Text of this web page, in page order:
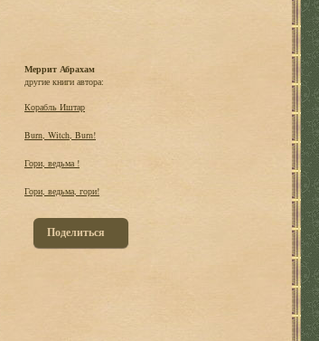
Меррит Абрахам
другие книги автора:
Корабль Иштар
Burn, Witch, Burn!
Гори, ведьма !
Гори, ведьма, гори!
Поделиться